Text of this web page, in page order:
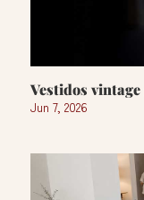
Vestidos
Jun 7, 2026